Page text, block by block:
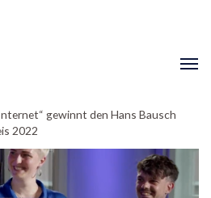
gewinnt den Hans Bausch
2022